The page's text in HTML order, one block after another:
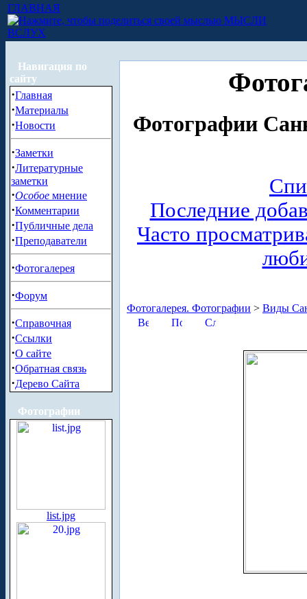
ГЛАВНАЯ
МЫСЛИ
ВСЛУХ
Навигация по
сайту
·Главная
·Материалы
·Новости
·Заметки
·Литературные
заметки
·Особое мнение
·Комментарии
·Публичные дела
·Преподаватели
·Фотогалерея
·Форум
·Справочная
·Ссылки
·О сайте
·Обратная связь
·Дерево Сайта
Фотографии
list.jpg
Фотографии
Последние
Часто
Фотогалерея. Фотографии > Виды